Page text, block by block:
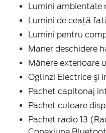
Lumini ambientale
Lumini de ceață
Lumini pentru
Maner deschidere
Mânere exterioare
Oglinzi Electrice şi
Pachet capitonaj
Pachet culoare
Pachet radio 13